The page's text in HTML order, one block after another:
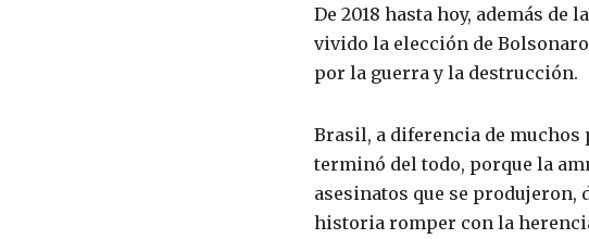
De 2018 hasta hoy, además de
vivido la elección de
por la guerra y la destrucción.
Brasil, a diferencia de
terminó del todo, porque la
asesinatos que se produjeron,
historia romper con la